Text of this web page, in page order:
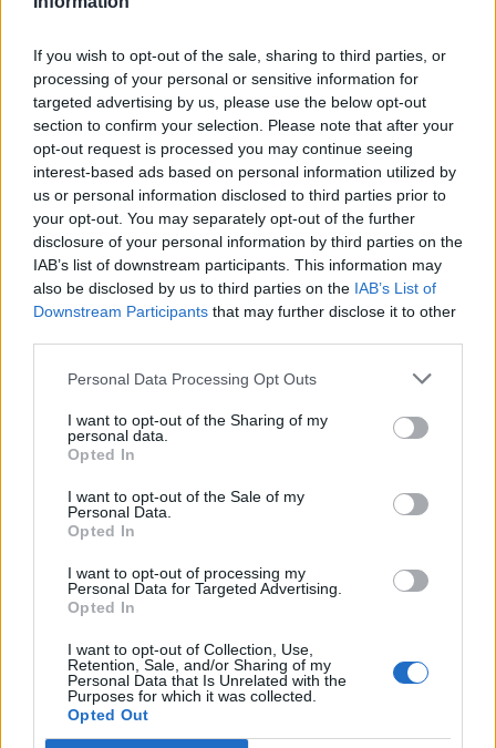
If you wish to opt-out of the sale, sharing to third parties, or
processing of your personal or sensitive information for
targeted advertising by us, please use the below opt-out
section to confirm your selection. Please note that after your
opt-out request is processed you may continue seeing
interest-based ads based on personal information utilized by
us or personal information disclosed to third parties prior to
your opt-out. You may separately opt-out of the further
disclosure of your personal information by third parties on the
IAB’s list of downstream participants. This information may
also be disclosed by us to third parties on the IAB’s List of
Downstream Participants that may further disclose it to other
Personal Data Processing Opt Outs
I want to opt-out of the Sharing of my
personal data.
Opted In
I want to opt-out of the Sale of my
Personal Data.
Opted In
I want to opt-out of processing my
Personal Data for Targeted Advertising.
Opted In
I want to opt-out of Collection, Use,
Retention, Sale, and/or Sharing of my
Personal Data that Is Unrelated with the
Purposes for which it was collected.
Opted Out
ΣΧΕΤΙΚΑ ΑΡΘΡΑ
06/08/2026 - 21:22
ΕΟΔΥ: Σε ύφεση κορονοϊός, γρίπη και RSV με μόλις
επτά νέες εισαγωγές για κάθε ιό